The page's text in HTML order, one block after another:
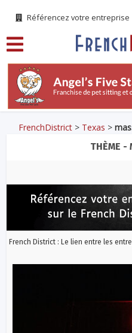
Référencez votre entreprise
FrenchDistrict > Texas >
THÈME -
French District : Le lien entre les